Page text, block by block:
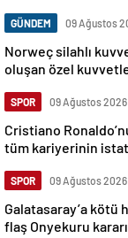
GÜNDEM 09 Ağustos
Norweç silahlı
oluşan özel
SPOR 09 Ağustos 2026
Cristiano
tüm kariyerinin
SPOR 09 Ağustos 2026
Galatasaray’a kötü
flaş Onyekuru